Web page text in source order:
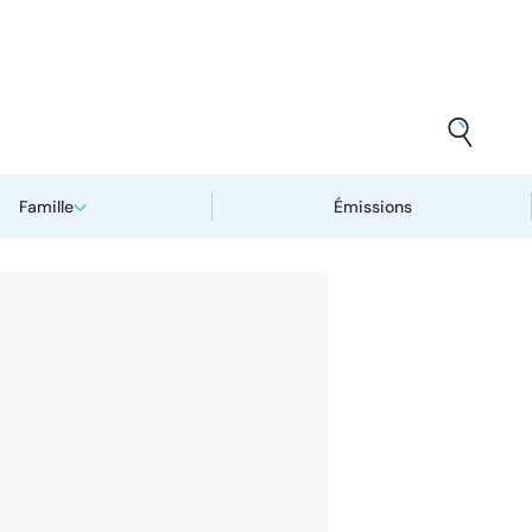
Famille Émissions